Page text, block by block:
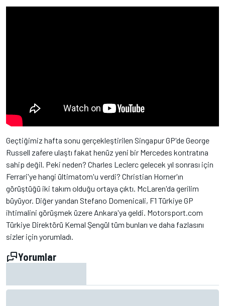
Geçtiğimiz hafta sonu gerçekleştirilen Singapur GP'de George
Russell zafere ulaştı fakat henüz yeni bir Mercedes kontratına
sahip değil. Peki neden? Charles Leclerc gelecek yıl sonrası için
Ferrari'ye hangi ültimatom'u verdi? Christian Horner'ın
görüştüğü iki takım olduğu ortaya çıktı. McLaren'da gerilim
büyüyor. Diğer yandan Stefano Domenicali, F1 Türkiye GP
ihtimalini görüşmek üzere Ankara'ya geldi. Motorsport.com
Türkiye Direktörü Kemal Şengül tüm bunları ve daha fazlasını
sizler için yorumladı.
Yorumlar